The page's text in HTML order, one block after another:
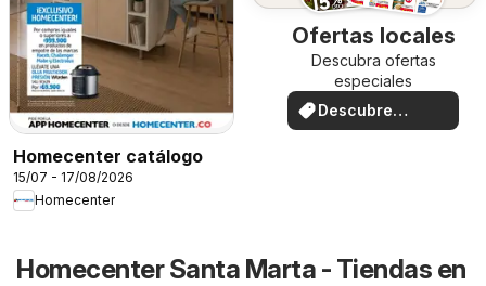
Homecenter catálogo
15/07 - 17/08/2026
Homecenter
Ofertas locales
Descubra ofertas
especiales
Descubre
ofertas
Homecenter Santa Marta - Tiendas en